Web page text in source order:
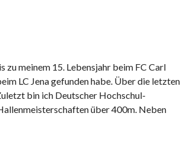
zu meinem 15. Lebensjahr beim FC Carl
LC Jena gefunden habe. Über die letzten
bin ich Deutscher Hochschul-
über 400m. Neben